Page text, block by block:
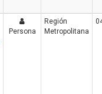
Persona
Región
Metropolitana